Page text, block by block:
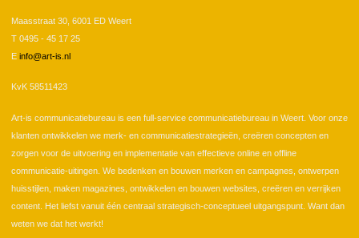
Maasstraat 30, 6001 ED Weert
T 0495 - 45 17 25
E info@art-is.nl
KvK 58511423
Art-is communicatiebureau is een full-service communicatiebureau in Weert. Voor onze
klanten ontwikkelen we merk- en communicatiestrategieën, creëren concepten en
zorgen voor de uitvoering en implementatie van effectieve online en offline
communicatie-uitingen. We bedenken en bouwen merken en campagnes, ontwerpen
huisstijlen, maken magazines, ontwikkelen en bouwen websites, creëren en verrijken
content. Het liefst vanuit één centraal strategisch-conceptueel uitgangspunt. Want dan
weten we dat het werkt!